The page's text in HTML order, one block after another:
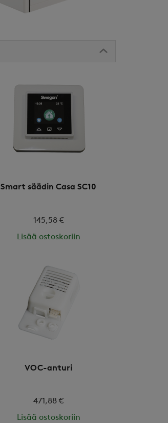
Smart säädin Casa SC10
145,58 €
Lisää ostoskoriin
VOC-anturi
471,88 €
Lisää ostoskoriin